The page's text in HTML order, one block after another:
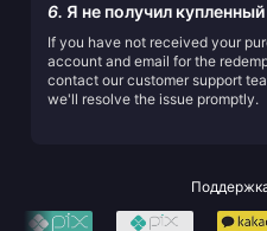
6. Я не получил
If you have not received your
account and email for the
contact our customer support
we'll resolve the issue promptly.